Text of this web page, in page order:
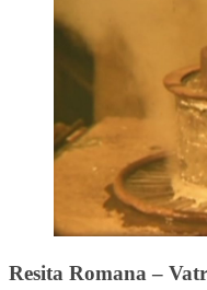
Resita Romana –